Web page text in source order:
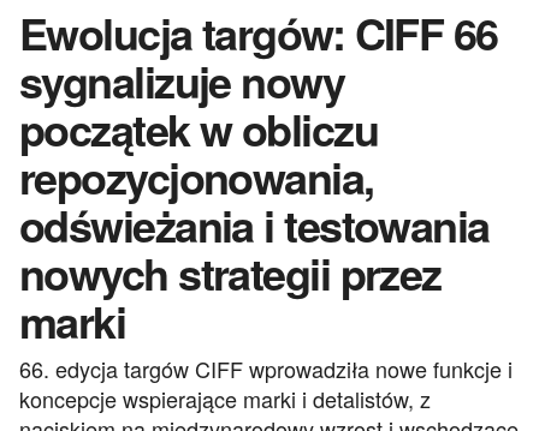
Ewolucja targów: CIFF 66
sygnalizuje nowy
początek w obliczu
repozycjonowania,
odświeżania i testowania
nowych strategii przez
marki
66. edycja targów CIFF wprowadziła nowe funkcje i
koncepcje wspierające marki i detalistów, z